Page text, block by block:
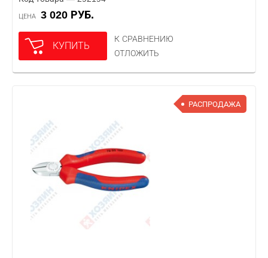
ЦЕНА 3 020 РУБ.
КУПИТЬ
К СРАВНЕНИЮ
ОТЛОЖИТЬ
РАСПРОДАЖА